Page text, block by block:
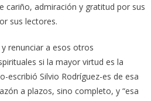
cariño, admiración y gratitud por sus
sus lectores.
renunciar a esos otros
si la mayor virtud es la
escribió Silvio Rodríguez-es de esa
a plazos, sino completo, y “esa